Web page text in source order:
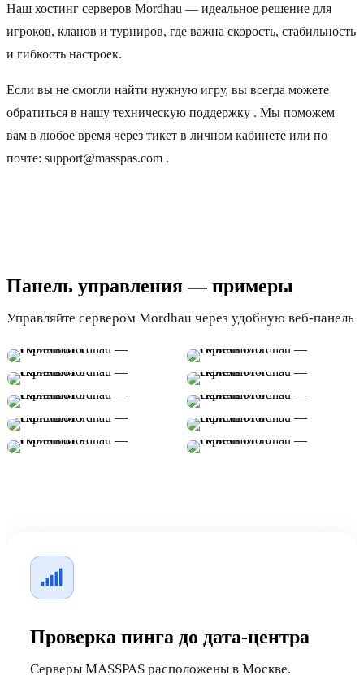
Наш хостинг серверов Mordhau — идеальное решение для
игроков, кланов и турниров, где важна скорость, стабильность
и гибкость настроек.
Если вы не смогли найти нужную игру, вы всегда можете
обратиться в нашу техническую поддержку . Мы поможем
вам в любое время через тикет в личном кабинете или по
почте: support@masspas.com .
Панель управления — примеры
Управляйте сервером Mordhau через удобную веб-панель
Проверка пинга до дата-центра
Серверы MASSPAS расположены в Москве.